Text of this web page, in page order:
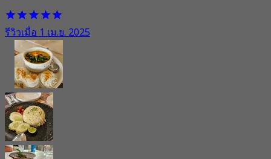
รีวิวเมื่อ 1 เม.ย. 2025